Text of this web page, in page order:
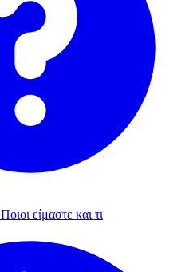
Ποιοι είμαστε και τι